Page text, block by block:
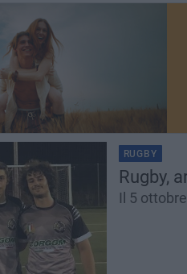
RUGBY
Rugby,
Il 5